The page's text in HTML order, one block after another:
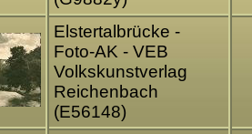
Elstertalbrücke -
Foto-AK - VEB
Volkskunstverlag
Reichenbach
(E56148)